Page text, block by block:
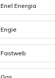
Enel Energia
Engie
Fastweb